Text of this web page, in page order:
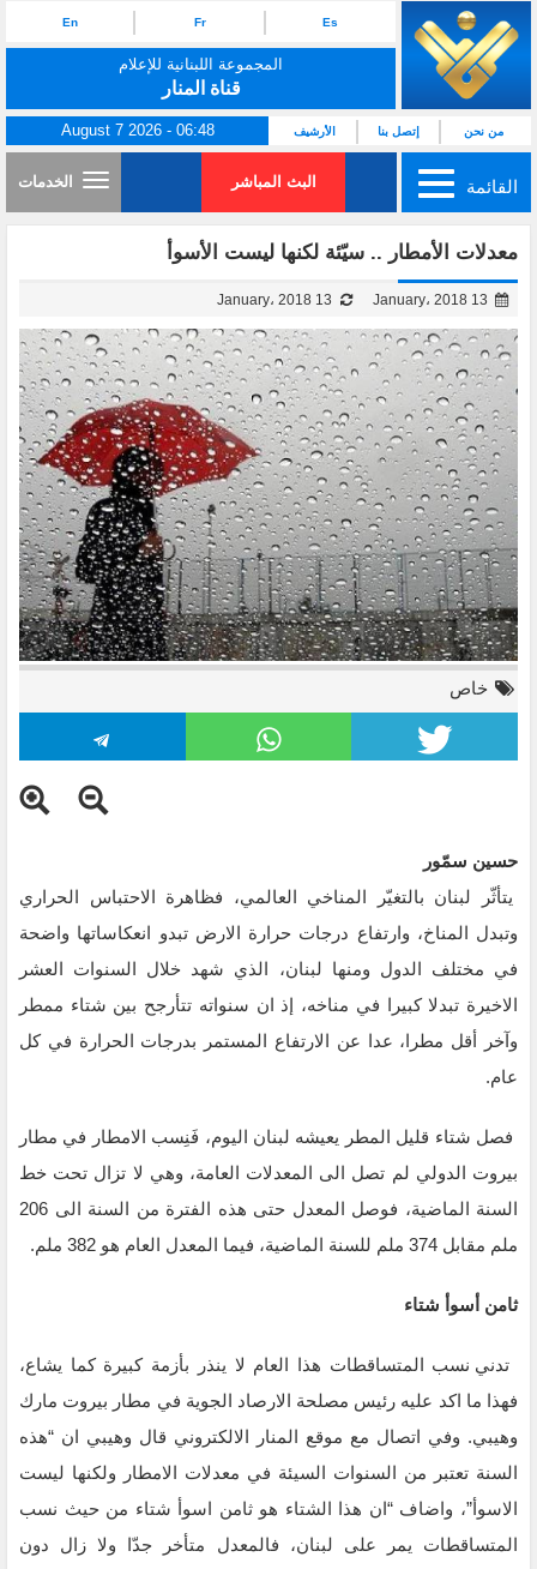
Es
Fr
En
المجموعة اللبنانية للإعلام
قناة المنار
من نحن إتصل بنا الأرشيف August 7 2026 - 06:48
القائمة البث المباشر الخدمات
معدلات الأمطار .. سيّئة لكنها ليست الأسوأ
خاص
حسين سمّور
يتأثّر لبنان بالتغيّر المناخي العالمي، فظاهرة الاحتباس الحراري
وتبدل المناخ، وارتفاع درجات حرارة الارض تبدو انعكاساتها واضحة
في مختلف الدول ومنها لبنان، الذي شهد خلال السنوات العشر
الاخيرة تبدلا كبيرا في مناخه، إذ ان سنواته تتأرجح بين شتاء ممطر
وآخر أقل مطرا، عدا عن الارتفاع المستمر بدرجات الحرارة في كل
عام.
فصل شتاء قليل المطر يعيشه لبنان اليوم، فَنِسب الامطار في مطار
بيروت الدولي لم تصل الى المعدلات العامة، وهي لا تزال تحت خط
السنة الماضية، فوصل المعدل حتى هذه الفترة من السنة الى 206
ملم مقابل 374 ملم للسنة الماضية، فيما المعدل العام هو 382 ملم.
ثامن أسوأ شتاء
تدني نسب المتساقطات هذا العام لا ينذر بأزمة كبيرة كما يشاع،
فهذا ما اكد عليه رئيس مصلحة الارصاد الجوية في مطار بيروت مارك
وهيبي. وفي اتصال مع موقع المنار الالكتروني قال وهيبي ان “هذه
السنة تعتبر من السنوات السيئة في معدلات الامطار ولكنها ليست
الاسوأ”، واضاف “ان هذا الشتاء هو ثامن اسوأ شتاء من حيث نسب
المتساقطات يمر على لبنان، فالمعدل متأخر جدّا ولا زال دون